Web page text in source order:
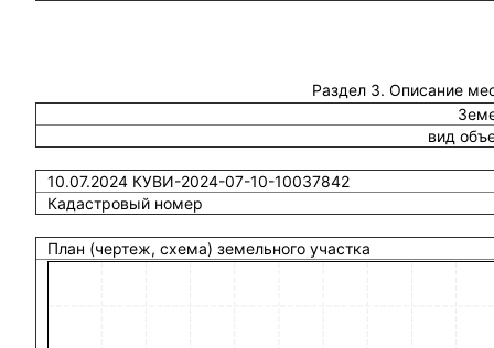
Раздел 3. Описание
вид
10.07.2024 КУВИ-2024-07-10-10037842
Кадастровый номер
План (чертеж, схема) земельного участка